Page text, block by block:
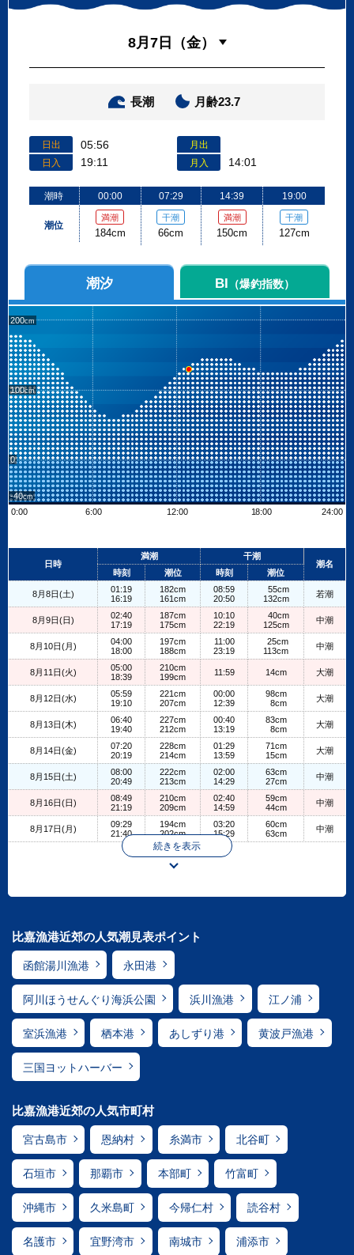
長潮 月齢23.7
日出 05:56
日入 19:11
月出
月入
14:01
潮時
潮位
00:00
満潮
184cm
07:29
干潮
66cm
14:39
満潮
150cm
19:00
干潮
127cm
潮汐 BI （爆釣指数）
200
100
0
-40
0:00
6:00 12:00 18:00 24:00
+
日時
満潮
干潮
潮名
時刻
潮位 時刻 潮位
8月8日(土)
01:19
16:19
182cm
161cm
08:59
20:50
55cm
132cm
若潮
8月9日(日)
02:40
17:19
187cm
175cm
10:10
22:19
40cm
125cm
中潮
8月10日(月)
04:00
18:00
197cm
188cm
11:00
23:19
25cm
113cm
中潮
8月11日(火)
05:00
18:39
210cm
199cm
11:59 14cm 大潮
8月12日(水)
05:59
19:10
221cm
207cm
00:00
12:39
98cm
8cm
大潮
8月13日(木)
06:40
19:40
227cm
212cm
00:40
13:19
83cm
8cm
大潮
8月14日(金)
07:20
20:19
228cm
214cm
01:29
13:59
71cm
15cm
大潮
8月15日(土)
08:00
20:49
222cm
213cm
02:00
14:29
63cm
27cm
中潮
8月16日(日)
08:49
21:19
210cm
209cm
02:40
14:59
59cm
44cm
中潮
8月17日(月)
09:29
21:40
194cm
202cm
03:20
15:29
60cm
63cm
中潮
続きを表示
比嘉漁港近郊の人気潮見表ポイント
函館湯川漁港 永田港
阿川ほうせんぐり海浜公園 浜川漁港 江ノ浦
室浜漁港 栖本港 あしずり港 黄波戸漁港
三国ヨットハーバー
比嘉漁港近郊の人気市町村
宮古島市 恩納村 糸満市 北谷町
石垣市 那覇市 本部町 竹富町
沖縄市 久米島町 今帰仁村 読谷村
名護市 宜野湾市 南城市 浦添市